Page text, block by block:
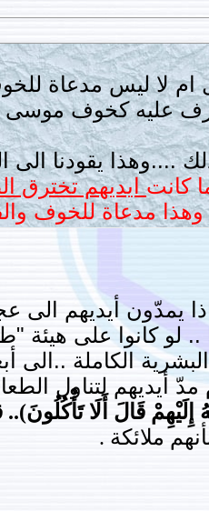
ام لا ليس مدعاة
عليه كخوف موسى
....وهذا يقودنا الى
كانتايديهم تخترق
مدعاة للخوف
يمدّون أيديهم الى
.. لو كانوا على هيئة
الكاملة ..الى
أيديهم لتناول
إِلَيْهِمْ قَالَ أَلَا تَأْكُلُونَ)
..
ملائكة .